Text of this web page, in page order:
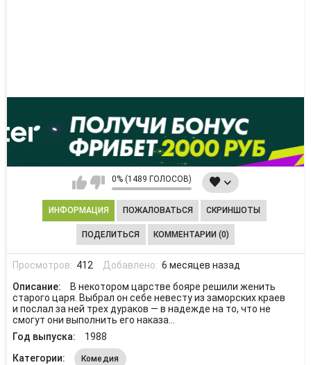
0% (1489 ГОЛОСОВ)
ИНФОРМАЦИЯ ПОЖАЛОВАТЬСЯ СКРИНШОТЫ
ПОДЕЛИТЬСЯ КОММЕНТАРИИ (0)
Просмотров: 412 Добавлено: 6 месяцев назад
Описание:
В некотором царстве бояре решили женить
старого царя. Выбрал он себе невесту из заморских краев
и послал за ней трех дураков — в надежде на то, что не
смогут они выполнить его наказа...
Год выпуска:
1988
Категории:
Комедия